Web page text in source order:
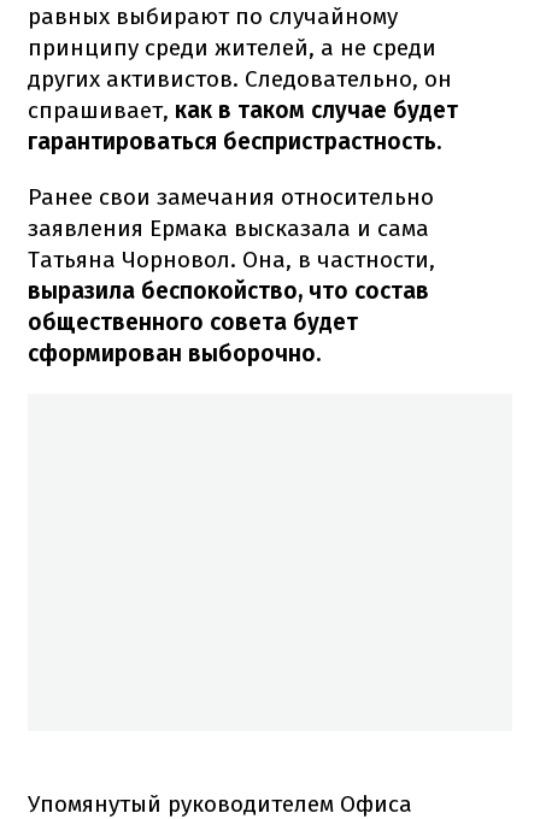
равных выбирают по случайному
принципу среди жителей, а не среди
других активистов. Следовательно, он
спрашивает, как в таком случае будет
гарантироваться беспристрастность.
Ранее свои замечания относительно
заявления Ермака высказала и сама
Татьяна Чорновол. Она, в частности,
выразила беспокойство, что состав
общественного совета будет
сформирован выборочно.
Упомянутый руководителем Офиса